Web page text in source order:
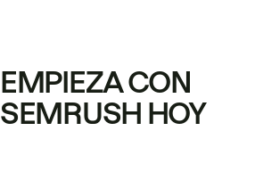
EMPIEZA CON
SEMRUSH HOY